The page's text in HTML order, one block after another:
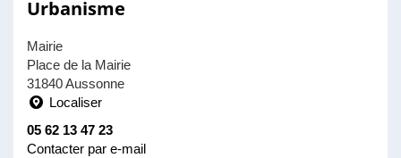
Urbanisme
Mairie
Place de la Mairie
31840 Aussonne
Localiser
05 62 13 47 23
Contacter par e-mail